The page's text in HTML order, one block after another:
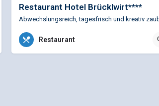
Restaurant Hotel Brücklwirt****
+43 (0)3842 81727
Leobner Straße 90, 8712 Niklasdorf, Österreich
Restaurant